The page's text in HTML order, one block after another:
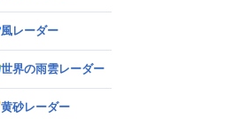
風レーダー
世界の雨雲レーダー
黄砂レーダー